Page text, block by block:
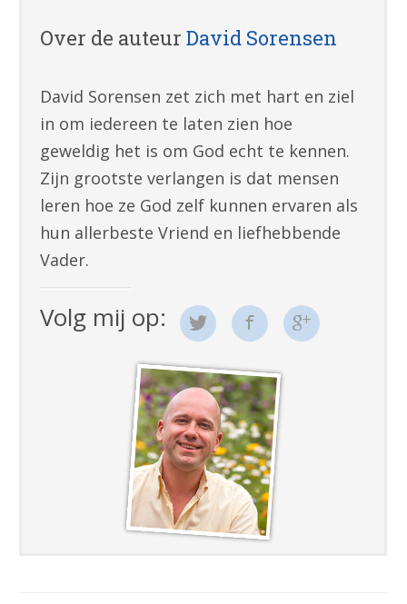
Over de auteurDavid Sorensen
David Sorensen zet zich met hart en ziel
in om iedereen te laten zien hoe
geweldig het is om God echt te kennen.
Zijn grootste verlangen is dat mensen
leren hoe ze God zelf kunnen ervaren als
hun allerbeste Vriend en liefhebbende
Vader.
Volg mij op: